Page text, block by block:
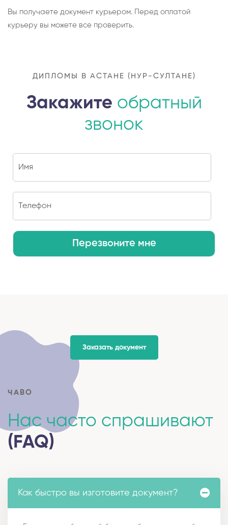
Вы получаете документ курьером. Перед оплатой
курьеру вы можете все проверить.
ДИПЛОМЫ В АСТАНЕ (НУР-СУЛТАНЕ)
Закажите обратный
звонок
Перезвоните мне
Заказать документ
ЧАВО
Нас часто спрашивают
(FAQ)
Как быстро вы изготовите документ?